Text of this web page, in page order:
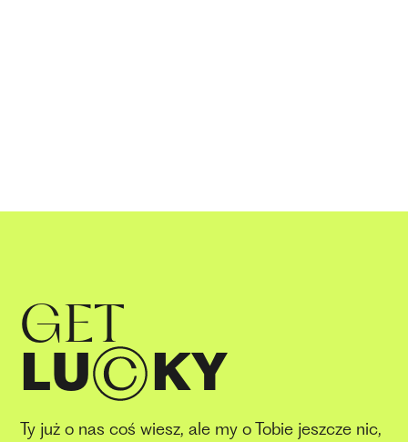
GET
LU KY
Ty już o nas coś wiesz, ale my o Tobie jeszcze nic,